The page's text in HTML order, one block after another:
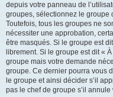
depuis votre panneau de
groupes, sélectionnez le groupe
Toutefois, tous les groupes ne
nécessiter une approbation,
être masqués. Si le groupe est
librement. Si le groupe est dit «
groupe mais votre demande
groupe. Ce dernier pourra vous
le groupe et ainsi décider s’il
pas le chef de groupe s’il